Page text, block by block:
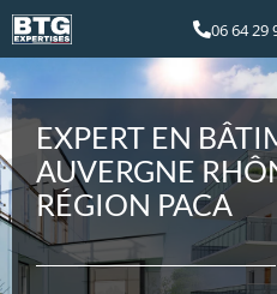
06 64 29
EXPERT EN
AUVERGNE
RÉGION PACA